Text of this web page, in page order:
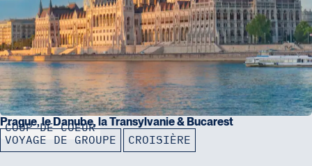
COUP DE COEUR
Prague, le Danube, la Transylvanie & Bucarest
VOYAGE DE GROUPE CROISIÈRE